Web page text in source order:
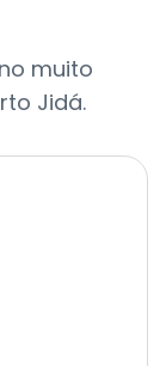
muito
Jidá.